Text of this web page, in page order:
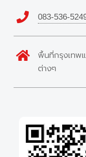
083-536-
พื้นที่กรุงเทพ
ต่างๆ